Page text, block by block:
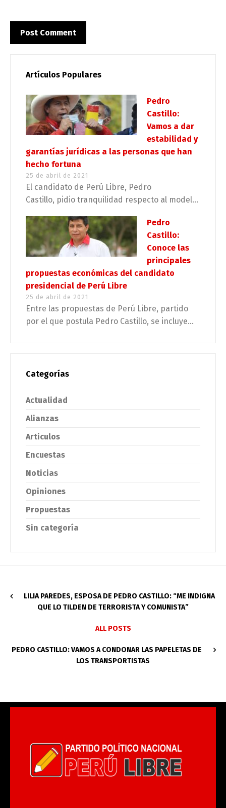
Artículos Populares
Pedro
Castillo:
Vamos a dar
estabilidad y
garantías jurídicas a las personas que han
hecho fortuna
25 de abril de 2021
El candidato de Perú Libre, Pedro
Castillo, pidio tranquilidad respecto al model...
Pedro
Castillo:
Conoce las
principales
propuestas económicas del candidato
presidencial de Perú Libre
25 de abril de 2021
Entre las propuestas de Perú Libre, partido
por el que postula Pedro Castillo, se incluye...
Categorías
Actualidad
Alianzas
Articulos
Encuestas
Noticias
Opiniones
Propuestas
Sin categoría
LILIA PAREDES, ESPOSA DE PEDRO CASTILLO: “ME INDIGNA
QUE LO TILDEN DE TERRORISTA Y COMUNISTA”
ALL POSTS
PEDRO CASTILLO: VAMOS A CONDONAR LAS PAPELETAS DE
LOS TRANSPORTISTAS